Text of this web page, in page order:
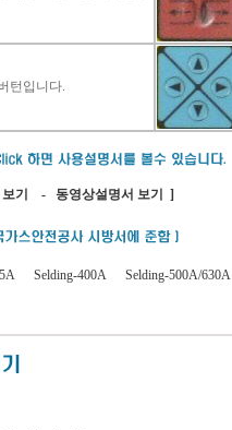
턴입니다.
기 - 동영상설명서 보기 ]
Selding-400A Selding-500A/630A